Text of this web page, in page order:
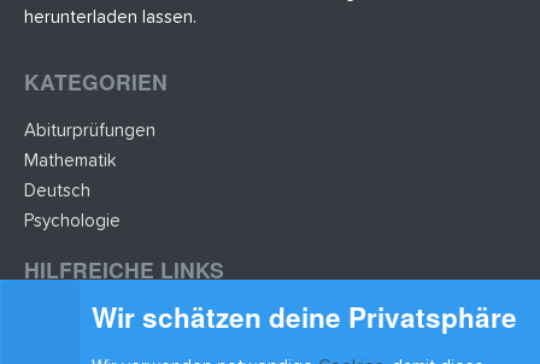
herunterladen lassen.
KATEGORIEN
Abiturprüfungen
Mathematik
Deutsch
Psychologie
HILFREICHE LINKS
Lernzettel hochladen
Wir schätzen deine Privatsphäre